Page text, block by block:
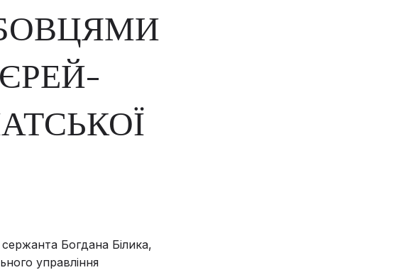
Богдана Білика,
управління